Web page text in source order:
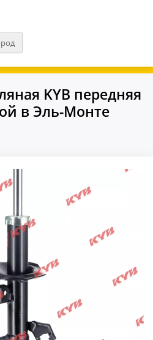
удобнее
KYB передняя
в Эль-Монте